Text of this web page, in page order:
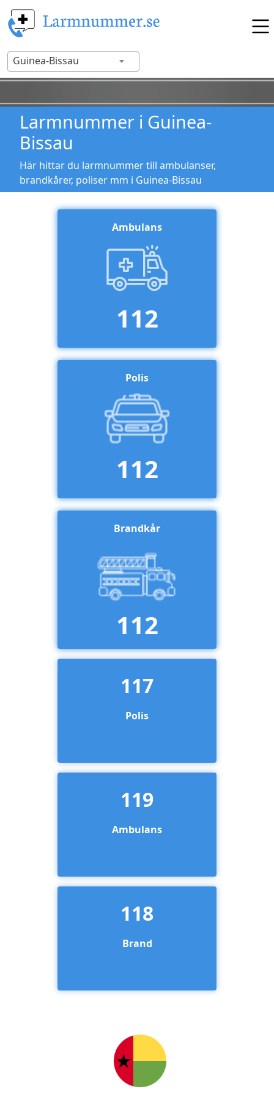
Guinea-Bissau
Larmnummer i Guinea-
Bissau
Här hittar du larmnummer till ambulanser,
brandkårer, poliser mm i Guinea-Bissau
Ambulans
112
Polis
112
Brandkår
112
117
Polis
119
Ambulans
118
Brand